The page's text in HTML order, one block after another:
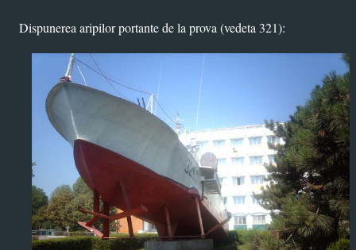
Dispunerea aripilor portante de la prova (vedeta 321):